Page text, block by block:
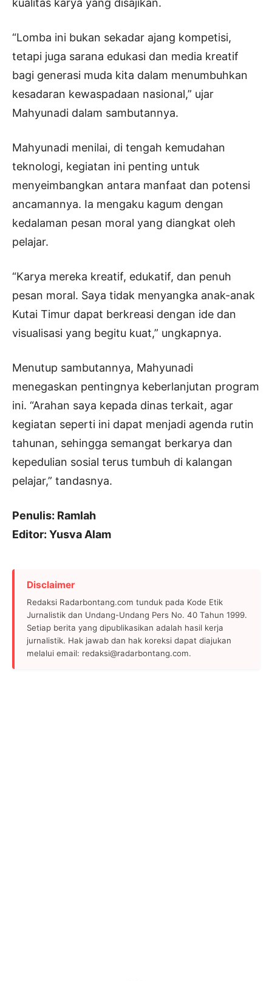
kualitas karya yang disajikan.
“Lomba ini bukan sekadar ajang kompetisi,
tetapi juga sarana edukasi dan media kreatif
bagi generasi muda kita dalam menumbuhkan
kesadaran kewaspadaan nasional,” ujar
Mahyunadi dalam sambutannya.
Mahyunadi menilai, di tengah kemudahan
teknologi, kegiatan ini penting untuk
menyeimbangkan antara manfaat dan potensi
ancamannya. Ia mengaku kagum dengan
kedalaman pesan moral yang diangkat oleh
pelajar.
“Karya mereka kreatif, edukatif, dan penuh
pesan moral. Saya tidak menyangka anak-anak
Kutai Timur dapat berkreasi dengan ide dan
visualisasi yang begitu kuat,” ungkapnya.
Menutup sambutannya, Mahyunadi
menegaskan pentingnya keberlanjutan program
ini. “Arahan saya kepada dinas terkait, agar
kegiatan seperti ini dapat menjadi agenda rutin
tahunan, sehingga semangat berkarya dan
kepedulian sosial terus tumbuh di kalangan
pelajar,” tandasnya.
Penulis: Ramlah
Editor: Yusva Alam
Disclaimer
Redaksi Radarbontang.com tunduk pada Kode Etik
Jurnalistik dan Undang-Undang Pers No. 40 Tahun 1999.
Setiap berita yang dipublikasikan adalah hasil kerja
jurnalistik. Hak jawab dan hak koreksi dapat diajukan
melalui email: redaksi@radarbontang.com.